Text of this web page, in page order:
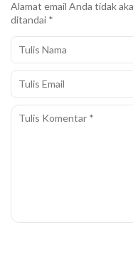
Alamat email Anda tidak
ditandai *